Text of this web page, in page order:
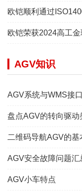
欧铠顺利通过
欧铠荣获2024高工
AGV知识
AGV系统与WMS接
盘点AGV的转向驱动
二维码导航AGV的
AGV安全故障问题汇
AGV小车特点